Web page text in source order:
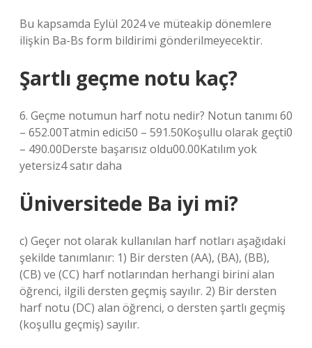
Bu kapsamda Eylül 2024 ve müteakip dönemlere
ilişkin Ba-Bs form bildirimi gönderilmeyecektir.
Şartlı geçme notu kaç?
6. Geçme notumun harf notu nedir? Notun tanımı 60
– 652.00Tatmin edici50 – 591.50Koşullu olarak geçti0
– 490.00Derste başarısız oldu00.00Katılım yok
yetersiz4 satır daha
Üniversitede Ba iyi mi?
c) Geçer not olarak kullanılan harf notları aşağıdaki
şekilde tanımlanır: 1) Bir dersten (AA), (BA), (BB),
(CB) ve (CC) harf notlarından herhangi birini alan
öğrenci, ilgili dersten geçmiş sayılır. 2) Bir dersten
harf notu (DC) alan öğrenci, o dersten şartlı geçmiş
(koşullu geçmiş) sayılır.